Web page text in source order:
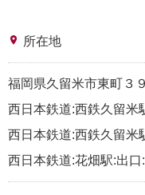
place 所在地
福岡県久留米市東町３
西日本鉄道:西鉄久留米
西日本鉄道:西鉄久留米
西日本鉄道:花畑駅:出口